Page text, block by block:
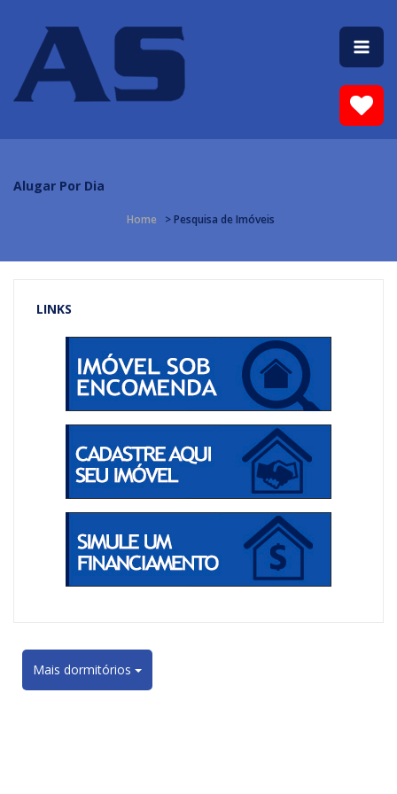
Alugar Por Dia
Home > Pesquisa de Imóveis
LINKS
Mais dormitórios